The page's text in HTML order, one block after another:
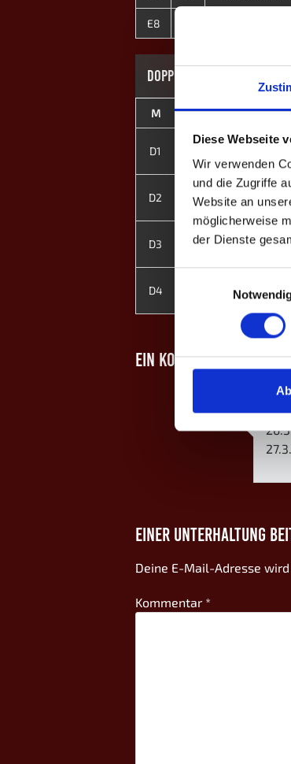
Diese Webseite
Wir verwenden
und die Zugriffe
Website an
möglicherweise
der Dienste
E8
DOPPEL-MATCHES
M # Spieler
D1
3
Alvin A.
Morris F.
D2
Elias U.
Noah B.
D3
4
Cedric P.
D4
Jessica S.
EIN KOMMENTAR
Felix
EINER UNTERHALTUNG
Deine E-Mail-Adresse
Kommentar *